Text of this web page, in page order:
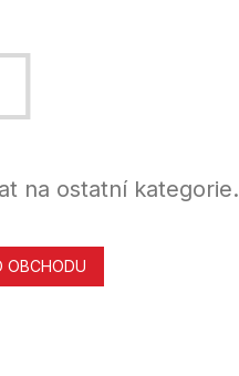
na ostatní kategorie.
OBCHODU